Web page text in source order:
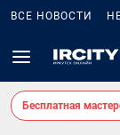
ВСЕ НОВОСТИ
Бесплатная